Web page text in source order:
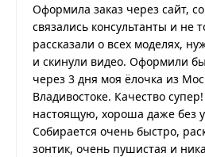
Оформила заказ через сайт,
связались консультанты и не
рассказали о всех моделях,
и скинули видео. Оформили
через 3 дня моя ёлочка из
Владивостоке. Качество
настоящую, хороша даже без
Собирается очень быстро,
зонтик, очень пушистая и